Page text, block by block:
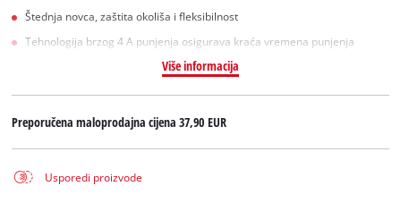
Štednja novca, zaštita okoliša i fleksibilnost
Tehnologija brzog 4 A punjenja osigurava kraća vremena punjenja
Više informacija
Preporučena maloprodajna cijena37,90 EUR
Usporedi proizvode